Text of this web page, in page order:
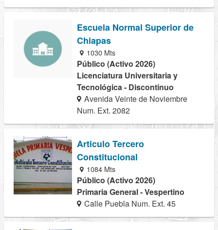
Escuela Normal Superior de
Chiapas
1030 Mts
Público (Activo 2026)
Licenciatura Universitaria y
Tecnológica - Discontinuo
Avenida Veinte de Noviembre
Num. Ext. 2082
Articulo Tercero
Constitucional
1084 Mts
Público (Activo 2026)
Primaria General - Vespertino
Calle Puebla Num. Ext. 45